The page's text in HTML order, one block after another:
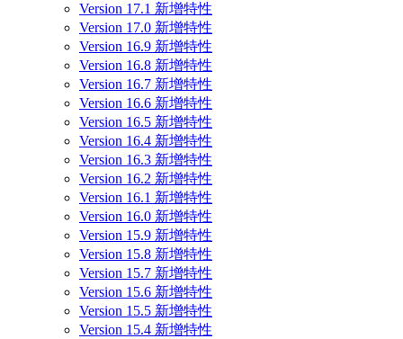
Version 17.1 新增特性
Version 17.0 新增特性
Version 16.9 新增特性
Version 16.8 新增特性
Version 16.7 新增特性
Version 16.6 新增特性
Version 16.5 新增特性
Version 16.4 新增特性
Version 16.3 新增特性
Version 16.2 新增特性
Version 16.1 新增特性
Version 16.0 新增特性
Version 15.9 新增特性
Version 15.8 新增特性
Version 15.7 新增特性
Version 15.6 新增特性
Version 15.5 新增特性
Version 15.4 新增特性